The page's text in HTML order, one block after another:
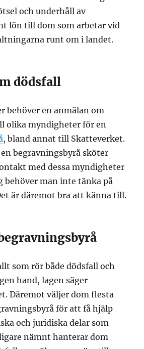
och underhåll av
lön till dom som arbetar vid
runt om i landet.
dödsfall
behöver en anmälan om
olika myndigheter för en
, bland annat till Skatteverket.
begravningsbyrå sköter
med dessa myndigheter
behöver man inte tänka på
är däremot bra att känna till.
som rör både dödsfall och
hand, lagen säger
Däremot väljer dom flesta
för att få hjälp
och juridiska delar som
nämnt hanterar dom